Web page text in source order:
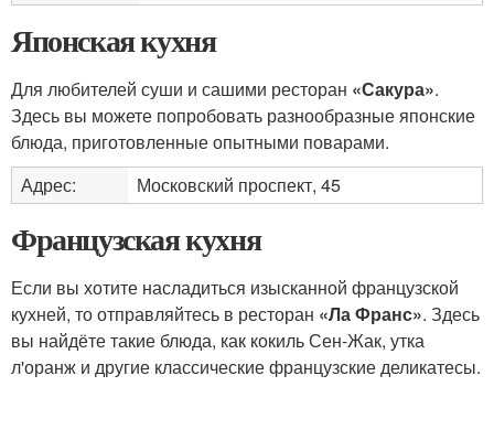
Японская кухня
Для любителей суши и сашими ресторан «Сакура».
Здесь вы можете попробовать разнообразные японские
блюда, приготовленные опытными поварами.
Адрес:
Московский проспект, 45
Французская кухня
Если вы хотите насладиться изысканной французской
кухней, то отправляйтесь в ресторан «Ла Франс». Здесь
вы найдёте такие блюда, как кокиль Сен-Жак, утка
л'оранж и другие классические французские деликатесы.